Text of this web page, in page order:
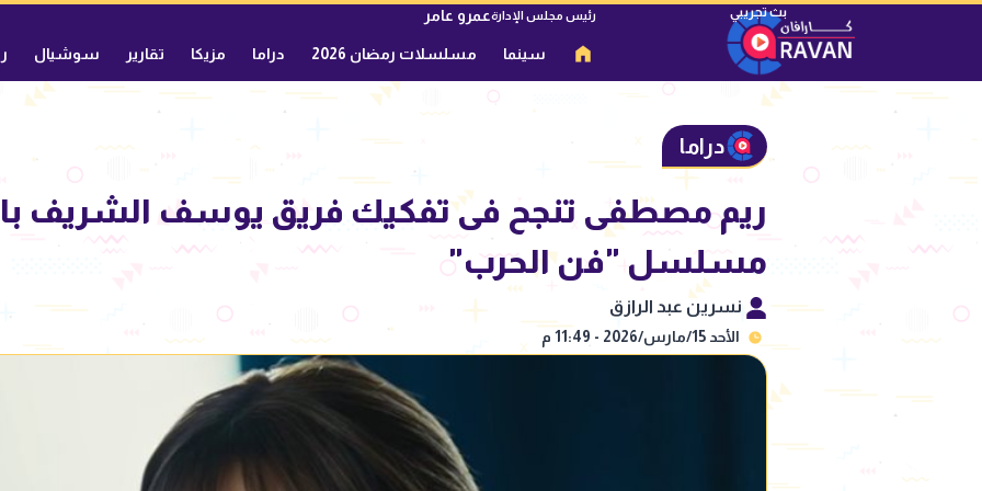
رئيس مجلس الإدارةعمرو عامر
سينما مسلسلات رمضان 2026 دراما مزيكا تقارير سوشيال
دراما
مسلسل "فن الحرب"
نسرين عبد الرازق
الأحد 15/مارس/2026 - 11:49 م